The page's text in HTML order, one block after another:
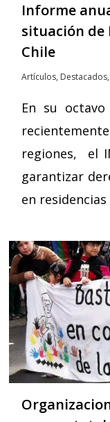
Informe
situación de
Chile
Artículos, Destacados,
En su
regiones, el
garantizar
en